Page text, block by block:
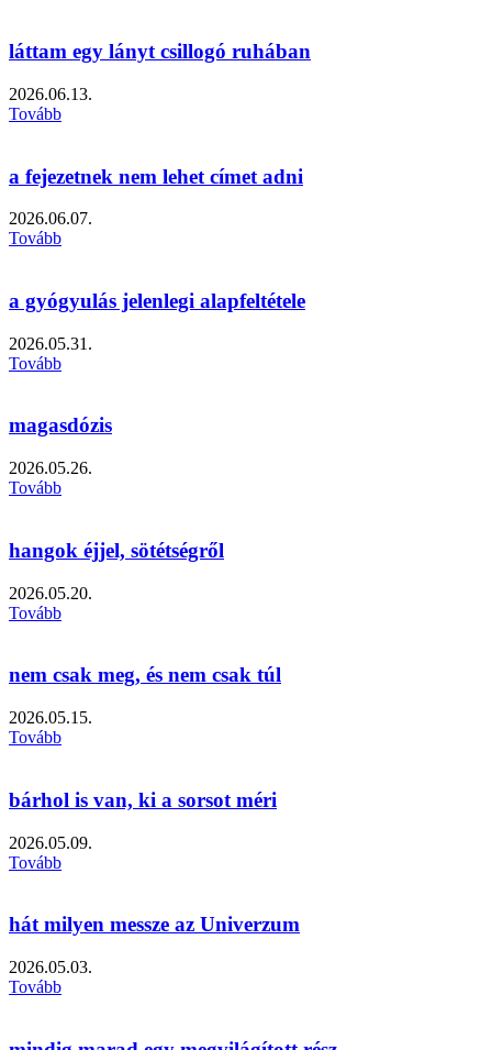
láttam egy lányt csillogó ruhában
2026.06.13.
Tovább
a fejezetnek nem lehet címet adni
2026.06.07.
Tovább
a gyógyulás jelenlegi alapfeltétele
2026.05.31.
Tovább
magasdózis
2026.05.26.
Tovább
hangok éjjel, sötétségről
2026.05.20.
Tovább
nem csak meg, és nem csak túl
2026.05.15.
Tovább
bárhol is van, ki a sorsot méri
2026.05.09.
Tovább
hát milyen messze az Univerzum
2026.05.03.
Tovább